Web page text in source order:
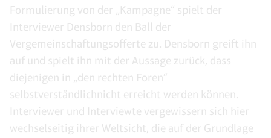
Formulierung von der „Kampagne“ spielt der
Interviewer Densborn den Ball der
Vergemeinschaftungsofferte zu. Densborn greift ihn
auf und spielt ihn mit der Aussage zurück, dass
diejenigen in „den rechten Foren“
selbstverständlichnicht erreicht werden können.
Interviewer und Interviewte vergewissern sich hier
wechselseitig ihrer Weltsicht, die auf der Grundlage